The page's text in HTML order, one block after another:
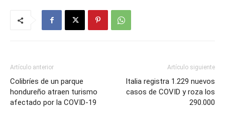
Artículo anterior
Colibríes de un parque
hondureño atraen turismo
afectado por la COVID-19
Artículo siguiente
Italia registra 1.229 nuevos
casos de COVID y roza los
290.000